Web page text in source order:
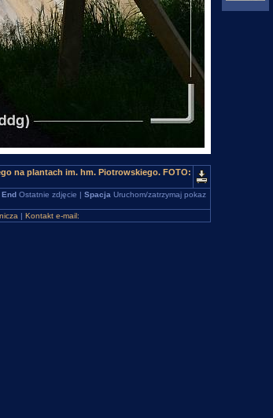
na plantach im. hm. Piotrowskiego. FOTO:
EndOstatnie zdjęcie | Spacja Uruchom/zatrzymaj pokaz
| Kontakt e-mail: